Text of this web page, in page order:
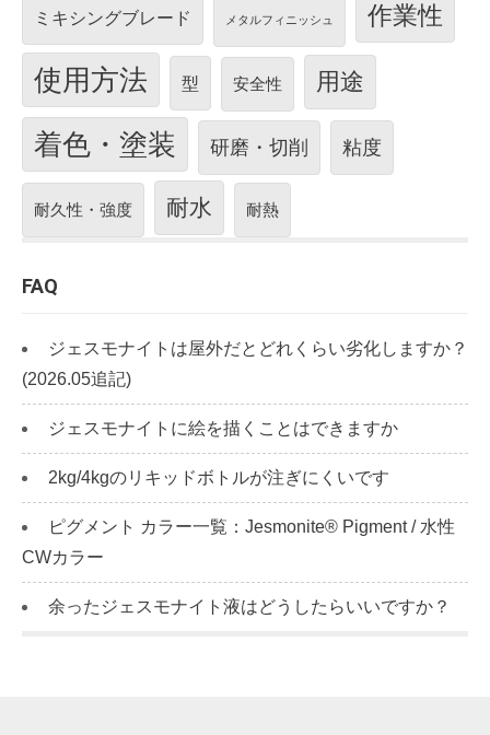
ミキシングブレード メタルフィニッシュ 作業性
使用方法 型 安全性 用途
着色・塗装 研磨・切削 粘度
耐久性・強度 耐水 耐熱
FAQ
ジェスモナイトは屋外だとどれくらい劣化しますか？
(2026.05追記)
ジェスモナイトに絵を描くことはできますか
2kg/4kgのリキッドボトルが注ぎにくいです
ピグメント カラー一覧：Jesmonite® Pigment / 水性
CWカラー
余ったジェスモナイト液はどうしたらいいですか？